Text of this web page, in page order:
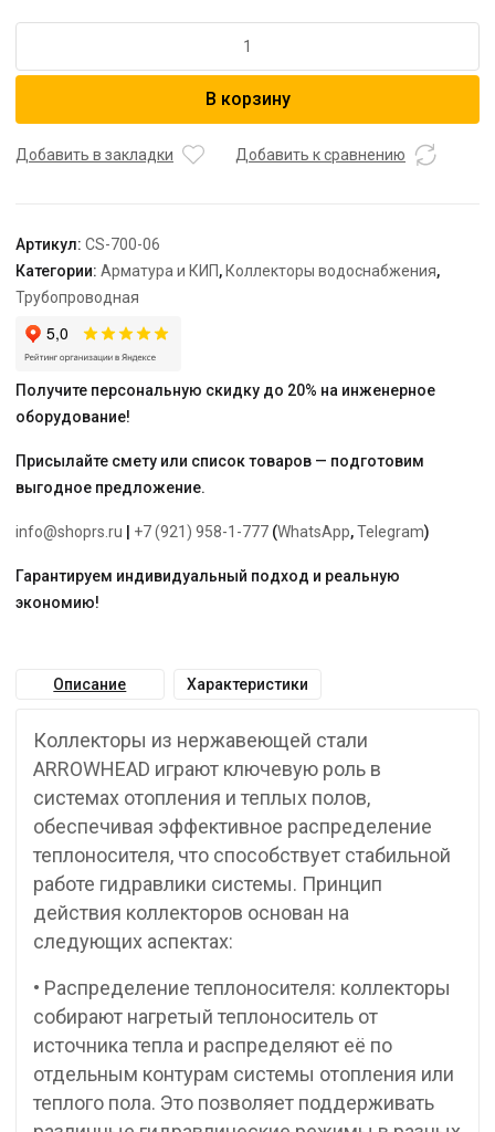
Коллектор
стали
6
выходов
В корзину
Добавить в закладки Добавить к сравнению
Артикул: CS-700-06
Категории: Арматура и КИП, Коллекторы водоснабжения,
Трубопроводная
Получите персональную скидку до 20% на инженерное
оборудование!
Присылайте смету или список товаров — подготовим
выгодное предложение.
info@shoprs.ru +7 (921) 958-1-777 (WhatsApp,Telegram)
Гарантируем индивидуальный подход и реальную
экономию!
Описание Характеристики
Коллекторы из нержавеющей стали
ARROWHEAD играют ключевую роль в
системах отопления и теплых полов,
обеспечивая эффективное распределение
теплоносителя, что способствует стабильной
работе гидравлики системы. Принцип
действия коллекторов основан на
следующих аспектах:
• Распределение теплоносителя: коллекторы
собирают нагретый теплоноситель от
источника тепла и распределяют её по
отдельным контурам системы отопления или
теплого пола. Это позволяет поддерживать